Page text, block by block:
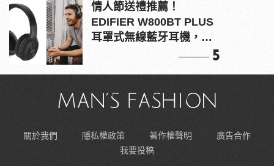
情人節送禮推薦！
EDIFIER W800BT PLUS
耳罩式無線藍牙耳機，在
5
關於我們 隱私權政策 著作權聲明
廣告合作
我要投稿